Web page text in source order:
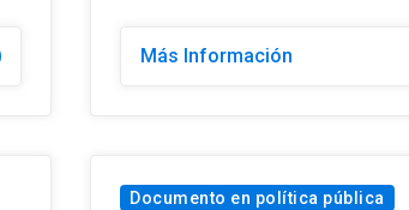
Más Información
Documento en política pública